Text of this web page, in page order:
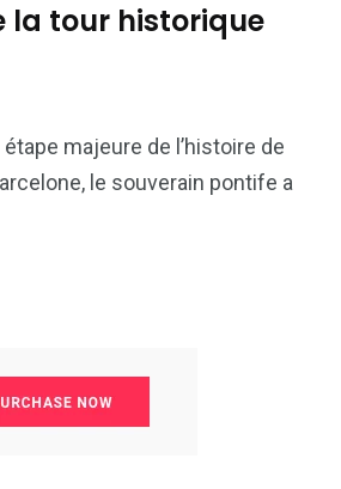
la tour historique
majeure de l’histoire de
le souverain pontife a